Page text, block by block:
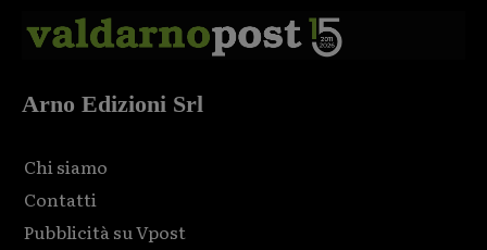
Arno Edizioni Srl
Chi siamo
Contatti
Pubblicità su Vpost